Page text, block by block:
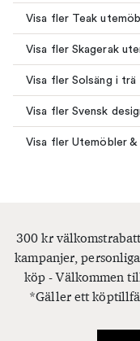
Visa fler Teak
Visa fler Skagerak
Visa fler Solsäng i trä
Visa fler Svensk
Visa fler Utemöbler
300 kr
kampanjer,
köp - Välkommen
*Gäller ett